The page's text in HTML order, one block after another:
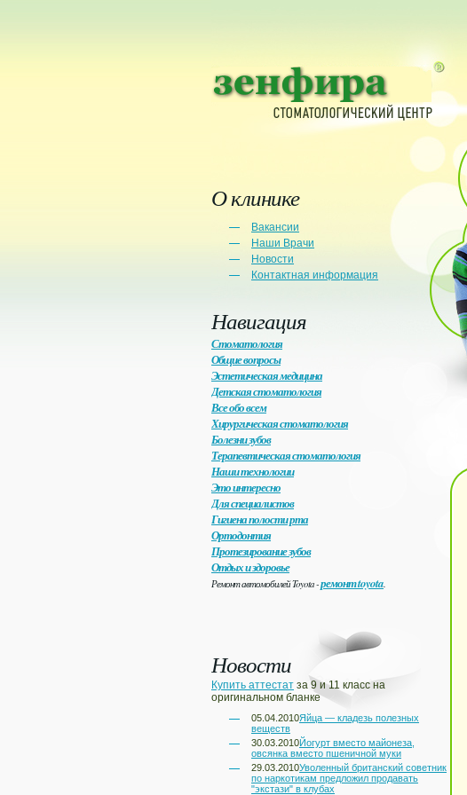
О клинике
Вакансии
Наши Врачи
Новости
Контактная информация
Навигация
Стоматология
Общие вопросы
Эстетическая медицина
Детская стоматология
Все обо всем
Хирургическая стоматология
Болезни зубов
Терапевтическая стоматология
Наши технологии
Это интересно
Для специалистов
Гигиена полости рта
Ортодонтия
Протезирование зубов
Отдых и здоровье
Ремонт автомобилей Toyota -ремонт toyota.
Новости
Купить аттестат за 9 и 11 класс на
оригинальном бланке
05.04.2010Яйца — кладезь полезных
веществ
30.03.2010Йогурт вместо майонеза,
овсянка вместо пшеничной муки
29.03.2010Уволенный британский советник
по наркотикам предложил продавать
"экстази" в клубах